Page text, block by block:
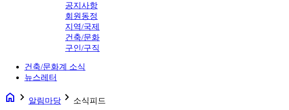
공지사항
회원동정
지역/국제
건축/문화
구인/구직
건축/문화계 소식
뉴스레터
home navigate_next 알림마당 navigate_next 소식피드